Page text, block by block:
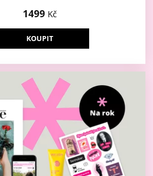
1499 Kč
KOUPIT